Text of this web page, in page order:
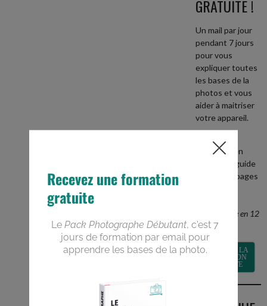
GRATUITE !
Un mail par jour
pendant 7 jours
pour vous
expliquer toutes
les bases de la
photos et vous
aider à maitriser
votre appareil.
recevez en
BONUS le guide
PDF de 40 pages
photographe en 12
semaines
RECEVOIR LA
FORMATION
GRATUITE